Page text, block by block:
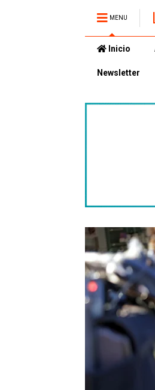
MENU
Inicio
Newsletter